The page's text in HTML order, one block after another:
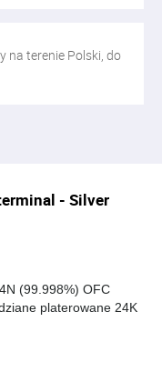
na terenie Polski, do
- Silver
(99.998%) OFC
platerowane 24K